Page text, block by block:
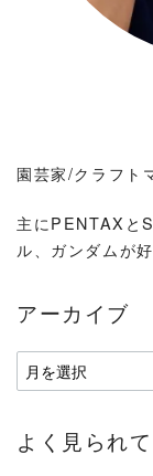
園芸家/クラフト
主にPENTAXと
ル、ガンダムが好
アーカイブ
ア
ー
イ
よく見られ